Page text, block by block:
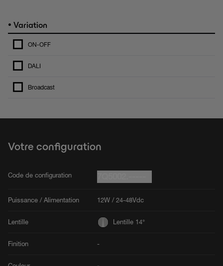
• Variation
ON-OFF
DALI
Broadcast
Votre configuration
Code de configuration
Puissance / Alimentation 12W / 24-48Vdc
Lentille Lentille 14°
Finition -